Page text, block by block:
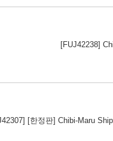
[FUJ42238]
[한정판] Chibi-Maru